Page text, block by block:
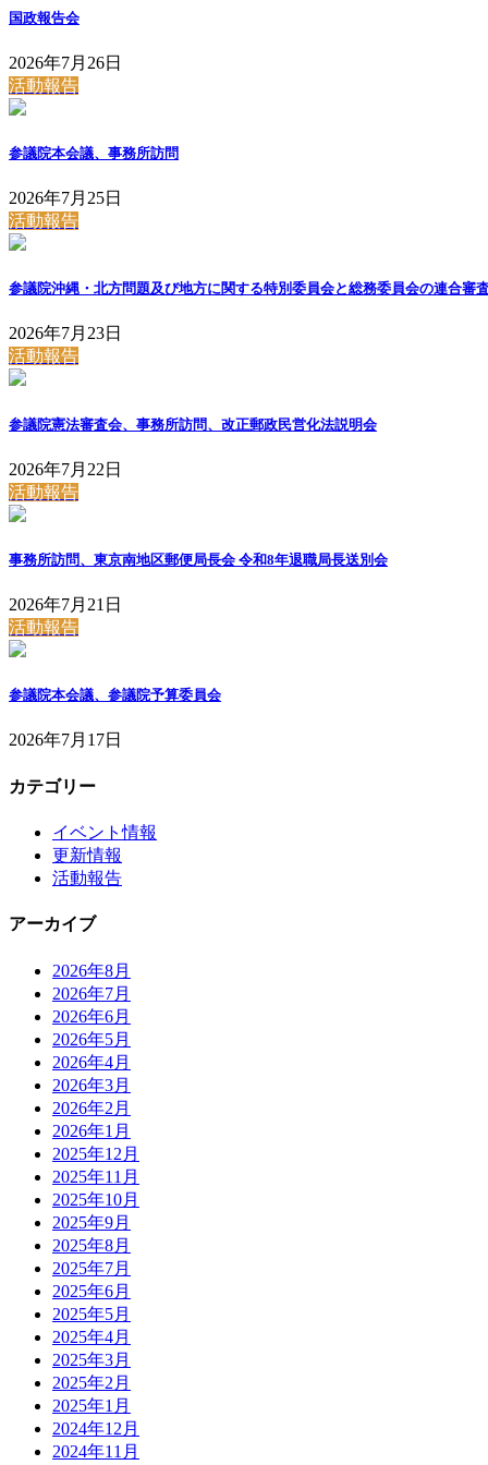
国政報告会
2026年7月26日
活動報告
参議院本会議、事務所訪問
2026年7月25日
活動報告
参議院沖縄・北方問題及び地方に関する特別委員会と総務委員会の連合審
2026年7月23日
活動報告
参議院憲法審査会、事務所訪問、改正郵政民営化法説明会
2026年7月22日
活動報告
事務所訪問、東京南地区郵便局長会 令和8年退職局長送別会
2026年7月21日
活動報告
参議院本会議、参議院予算委員会
2026年7月17日
カテゴリー
イベント情報
更新情報
活動報告
アーカイブ
2026年8月
2026年7月
2026年6月
2026年5月
2026年4月
2026年3月
2026年2月
2026年1月
2025年12月
2025年11月
2025年10月
2025年9月
2025年8月
2025年7月
2025年6月
2025年5月
2025年4月
2025年3月
2025年2月
2025年1月
2024年12月
2024年11月